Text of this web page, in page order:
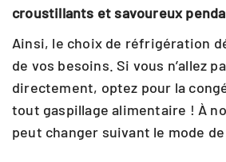
croustillants et savoureux
Ainsi, le choix de réfrigération
de vos besoins. Si vous n’allez
directement, optez pour la
tout gaspillage alimentaire ! À
peut changer suivant le mode